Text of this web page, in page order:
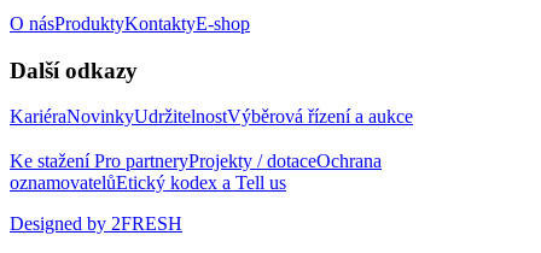
O násProduktyKontaktyE-shop
Další odkazy
KariéraNovinkyUdržitelnostVýběrová řízení a aukce
Ke staženíPro partneryProjekty / dotaceOchrana
oznamovatelůEtický kodex a Tell us
Designed by 2FRESH